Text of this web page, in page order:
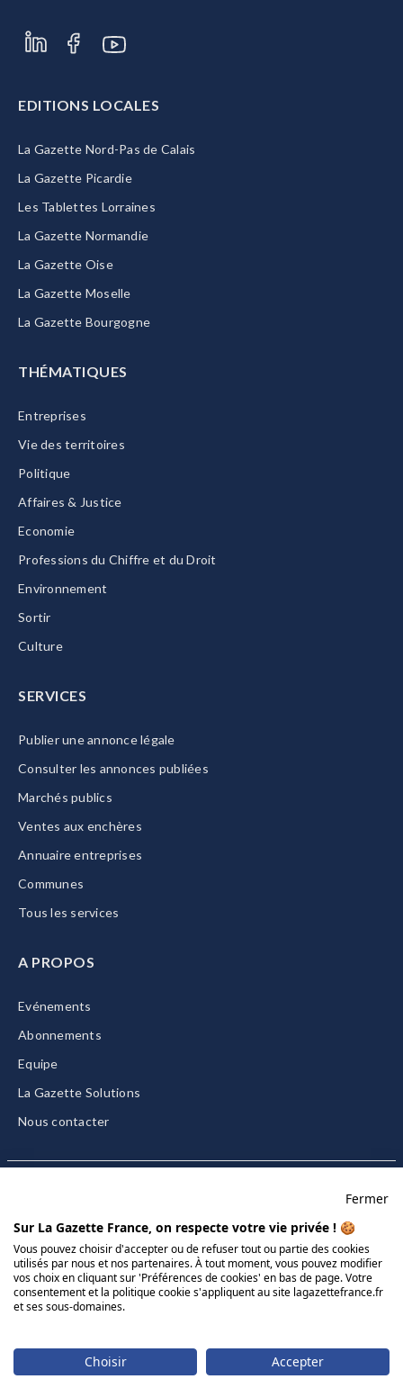
EDITIONS LOCALES
La Gazette Nord-Pas de Calais
La Gazette Picardie
Les Tablettes Lorraines
La Gazette Normandie
La Gazette Oise
La Gazette Moselle
La Gazette Bourgogne
THÉMATIQUES
Entreprises
Vie des territoires
Politique
Affaires & Justice
Economie
Professions du Chiffre et du Droit
Environnement
Sortir
Culture
SERVICES
Publier une annonce légale
Consulter les annonces publiées
Marchés publics
Ventes aux enchères
Annuaire entreprises
Communes
Tous les services
A PROPOS
Evénements
Abonnements
Equipe
La Gazette Solutions
Nous contacter
CGU/CGV
Données personnelles
Charte sur les cookies
© 2026 La Gazette France
Fermer
Sur La Gazette France, on respecte votre vie privée ! 🍪
Vous pouvez choisir d'accepter ou de refuser tout ou partie des cookies
utilisés par nous et nos partenaires. À tout moment, vous pouvez modifier
vos choix en cliquant sur 'Préférences de cookies' en bas de page. Votre
consentement et la politique cookie s'appliquent au site lagazettefrance.fr
et ses sous-domaines.
Choisir Accepter